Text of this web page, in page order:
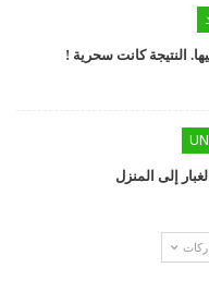
النتيجة كانت سحرية !